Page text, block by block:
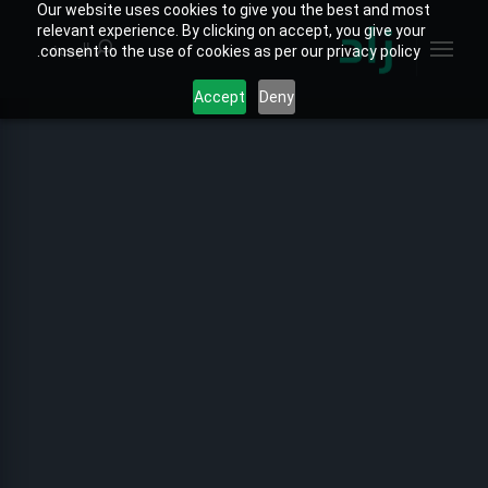
Our website uses cookies to give you the best and most
relevant experience. By clicking on accept, you give your
consent to the use of cookies as per our privacy policy.
Deny
Accept
البحث